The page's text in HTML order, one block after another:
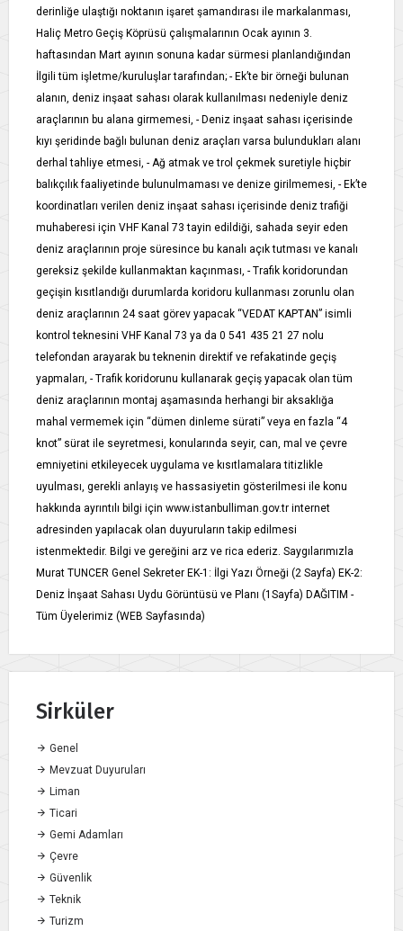
derinliğe ulaştığı noktanın işaret şamandırası ile markalanması,
Haliç Metro Geçiş Köprüsü çalışmalarının Ocak ayının 3.
haftasından Mart ayının sonuna kadar sürmesi planlandığından
İlgili tüm işletme/kuruluşlar tarafından; - Ek’te bir örneği bulunan
alanın, deniz inşaat sahası olarak kullanılması nedeniyle deniz
araçlarının bu alana girmemesi, - Deniz inşaat sahası içerisinde
kıyı şeridinde bağlı bulunan deniz araçları varsa bulundukları alanı
derhal tahliye etmesi, - Ağ atmak ve trol çekmek suretiyle hiçbir
balıkçılık faaliyetinde bulunulmaması ve denize girilmemesi, - Ek’te
koordinatları verilen deniz inşaat sahası içerisinde deniz trafiği
muhaberesi için VHF Kanal 73 tayin edildiği, sahada seyir eden
deniz araçlarının proje süresince bu kanalı açık tutması ve kanalı
gereksiz şekilde kullanmaktan kaçınması, - Trafik koridorundan
geçişin kısıtlandığı durumlarda koridoru kullanması zorunlu olan
deniz araçlarının 24 saat görev yapacak “VEDAT KAPTAN” isimli
kontrol teknesini VHF Kanal 73 ya da 0 541 435 21 27 nolu
telefondan arayarak bu teknenin direktif ve refakatinde geçiş
yapmaları, - Trafik koridorunu kullanarak geçiş yapacak olan tüm
deniz araçlarının montaj aşamasında herhangi bir aksaklığa
mahal vermemek için “dümen dinleme sürati” veya en fazla “4
knot” sürat ile seyretmesi, konularında seyir, can, mal ve çevre
emniyetini etkileyecek uygulama ve kısıtlamalara titizlikle
uyulması, gerekli anlayış ve hassasiyetin gösterilmesi ile konu
hakkında ayrıntılı bilgi için www.istanbulliman.gov.tr internet
adresinden yapılacak olan duyuruların takip edilmesi
istenmektedir. Bilgi ve gereğini arz ve rica ederiz. Saygılarımızla
Murat TUNCER Genel Sekreter EK-1: İlgi Yazı Örneği (2 Sayfa) EK-2:
Deniz İnşaat Sahası Uydu Görüntüsü ve Planı (1Sayfa) DAĞITIM -
Tüm Üyelerimiz (WEB Sayfasında)
Sirküler
Genel
Mevzuat Duyuruları
Liman
Ticari
Gemi Adamları
Çevre
Güvenlik
Teknik
Turizm